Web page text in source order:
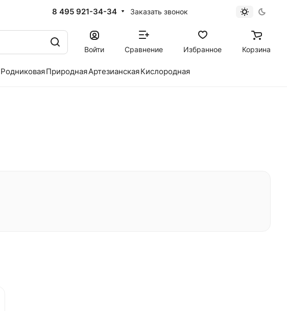
8 495 921-34-34 Заказать звонок
Войти Сравнение Избранное Корзина
РодниковаяПрироднаяАртезианскаяКислородная